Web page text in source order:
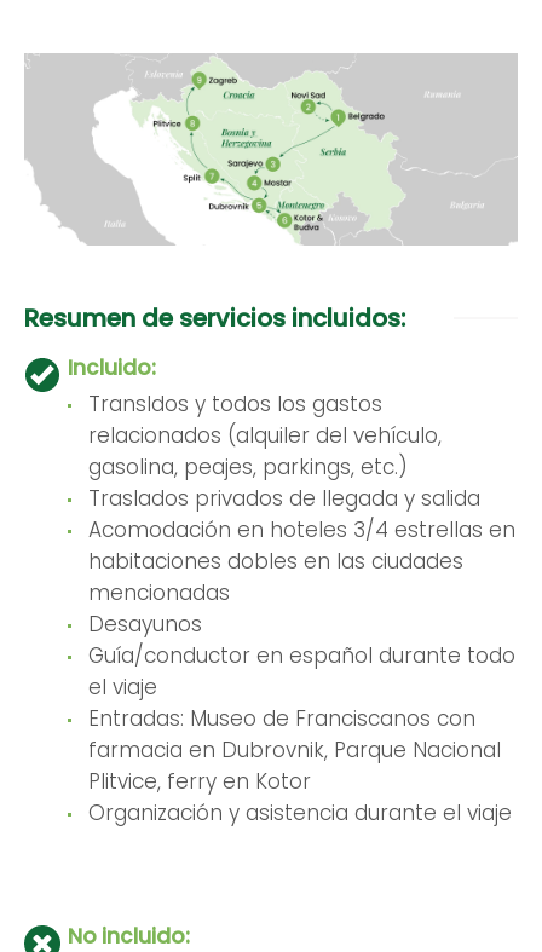
Resumen de servicios incluidos:
Incluido:
Transldos y todos los gastos
relacionados (alquiler del vehículo,
gasolina, peajes, parkings, etc.)
Traslados privados de llegada y salida
Acomodación en hoteles 3/4 estrellas en
habitaciones dobles en las ciudades
mencionadas
Desayunos
Guía/conductor en español durante todo
el viaje
Entradas: Museo de Franciscanos con
farmacia en Dubrovnik, Parque Nacional
Plitvice, ferry en Kotor
Organización y asistencia durante el viaje
No incluido: